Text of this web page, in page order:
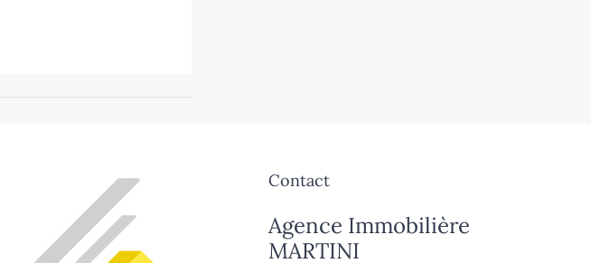
Contact
Agence Immobilière
MARTINI